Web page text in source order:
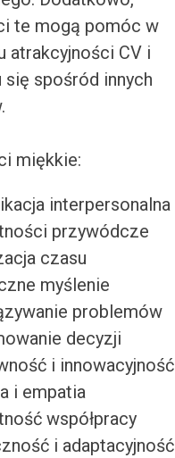
te mogą pomóc w
atrakcyjności CV i
się spośród innych
miękkie:
interpersonalna
przywódcze
czasu
myślenie
problemów
decyzji
i innowacyjność
i empatia
współpracy
i adaptacyjność